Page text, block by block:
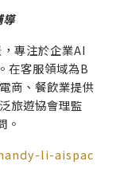
導
專注於企業AI
在客服領域為B
商、餐飲業提供
旅遊協會理監
。
li-aispac